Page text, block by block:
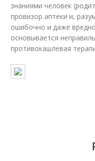
знаниями человек
провизор аптеки и,
ошибочно и даже
основывается
противокашлевая